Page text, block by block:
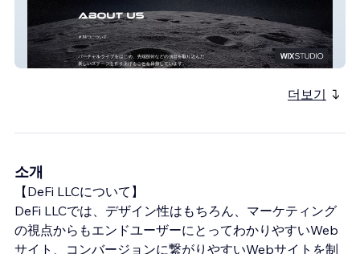
MP3
더보기
소개
【DeFi LLCについて】
DeFi LLCでは、デザイン性はもちろん、マーケティング
の視点からもエンドユーザーにとってわかりやすいWeb
サイト、コンバージョンに繋がりやすいWebサイトを制